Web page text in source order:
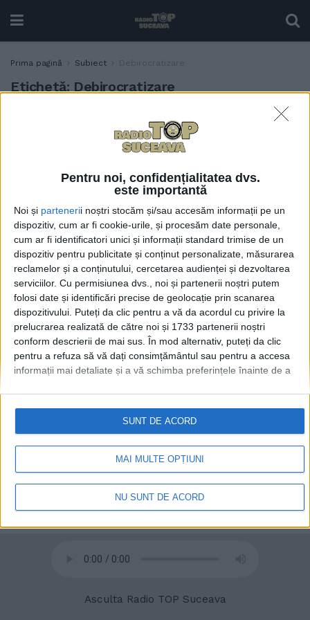
Pentru noi, confidențialitatea dvs.
este importantă
Noi și partenerii noștri stocăm și/sau accesăm informații pe un
dispozitiv, cum ar fi cookie-urile, și procesăm date personale,
cum ar fi identificatori unici și informații standard trimise de un
dispozitiv pentru publicitate și conținut personalizate, măsurarea
reclamelor și a conținutului, cercetarea audienței și dezvoltarea
serviciilor. Cu permisiunea dvs., noi și partenerii noștri putem
folosi date și identificări precise de geolocație prin scanarea
dispozitivului. Puteți da clic pentru a vă da acordul cu privire la
prelucrarea realizată de către noi și 1733 partenerii noștri
conform descrierii de mai sus. În mod alternativ, puteți da clic
pentru a refuza să vă dați consimțământul sau pentru a accesa
informații mai detaliate și a vă schimba preferințele înainte de a
retrageți consimțământul în orice moment, revenind la acest site
și făcând clic pe butonul "Confidențialitate" din partea de jos a
paginii web.
MAI MULTE OPȚIUNI
NU SUNT DE ACORD
SUNT DE ACORD
Prima pagină Subiect Debirocratizare
Etichetă: Debirocratizare
Profesoara Mariana Ciupu:
Ministerul Educației ar
trebui divizat în două –
Preuniversitar și Ministerul
Învățămîntului Superior și
al Cercetării. În mediul
preuniversitar există cu
totul alte regulamente, o cu
totul altă realitate
Asculta Radio TOP Suceava